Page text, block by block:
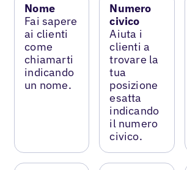
Nome
Fai sapere
ai clienti
come
chiamarti
indicando
un nome.
Numero
civico
Aiuta i
clienti a
trovare la
tua
posizione
esatta
indicando
il numero
civico.